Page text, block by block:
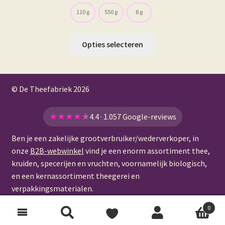
110 g 550 g 8 g
Opties selecteren
meerdere
optie
kan
gekozen
worden
op
© De Theefabriek 2026
★★★★★4.4 · 1.057 Google-reviews
Ben je een zakelijke grootverbruiker/wederverkoper, in
onze B2B-webwinkel vind je een enorm assortiment thee,
kruiden, specerijen en vruchten, voornamelijk biologisch,
en een kernassortiment theegerei en
verpakkingsmaterialen.
0